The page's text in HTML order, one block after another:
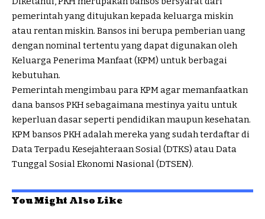
pemerintah yang ditujukan kepada keluarga miskin
atau rentan miskin. Bansos ini berupa pemberian uang
dengan nominal tertentu yang dapat digunakan oleh
Keluarga Penerima Manfaat (KPM) untuk berbagai
kebutuhan.
Pemerintah mengimbau para KPM agar memanfaatkan
dana bansos PKH sebagaimana mestinya yaitu untuk
keperluan dasar seperti pendidikan maupun kesehatan.
KPM bansos PKH adalah mereka yang sudah terdaftar di
Data Terpadu Kesejahteraan Sosial (DTKS) atau Data
Tunggal Sosial Ekonomi Nasional (DTSEN).
You Might Also Like